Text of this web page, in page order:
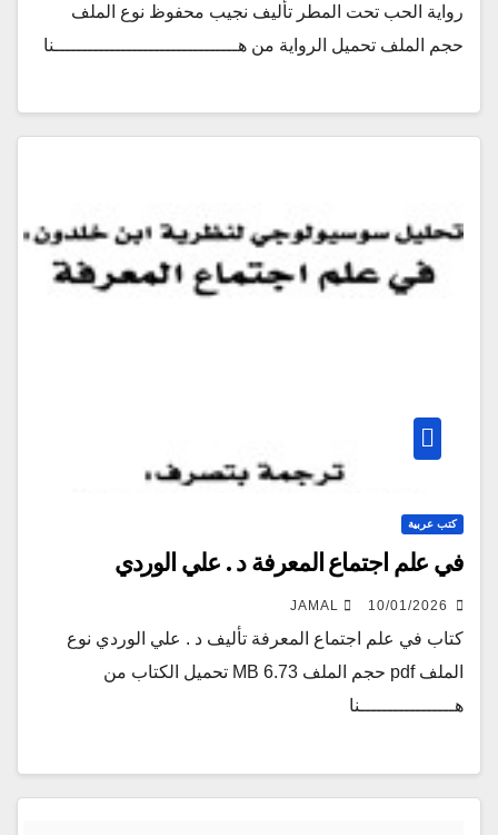
رواية الحب تحت المطر تأليف نجيب محفوظ نوع الملف
حجم الملف تحميل الرواية من هـــــــــــــــــــــــــــــــــنا
كتب عربية
في علم اجتماع المعرفة د . علي الوردي
10/01/2026
JAMAL
كتاب في علم اجتماع المعرفة تأليف د . علي الوردي نوع
الملف pdf حجم الملف 6.73 MB تحميل الكتاب من
هـــــــــــــــــنا